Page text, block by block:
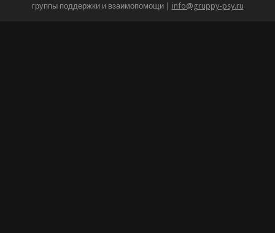
группы поддержки и взаимопомощи | info@gruppy-psy.ru